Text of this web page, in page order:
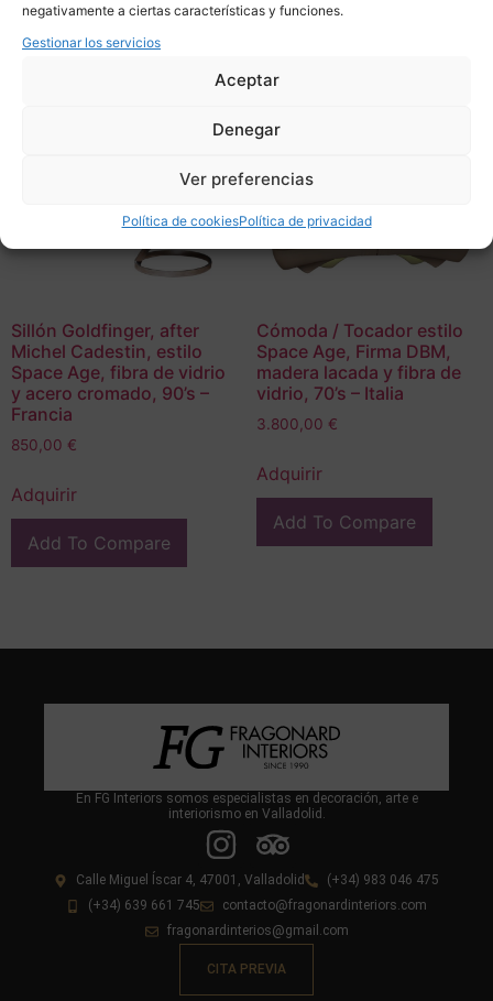
negativamente a ciertas características y funciones.
Gestionar los servicios
Aceptar
Denegar
Ver preferencias
Política de cookiesPolítica de privacidad
Sillón Goldfinger, after
Michel Cadestin, estilo
Space Age, fibra de vidrio
y acero cromado, 90’s –
Francia
850,00 €
Adquirir
Add To Compare
Cómoda / Tocador estilo
Space Age, Firma DBM,
madera lacada y fibra de
vidrio, 70’s – Italia
3.800,00 €
Adquirir
Add To Compare
En FG Interiors somos especialistas en decoración, arte e
interiorismo en Valladolid.
Calle Miguel Íscar 4, 47001, Valladolid
(+34) 983 046 475
(+34) 639 661 745
contacto@fragonardinteriors.com
fragonardinterios@gmail.com
CITA PREVIA